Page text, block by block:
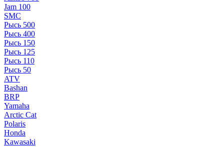
Jam 100
SMC
Рысь 500
Рысь 400
Рысь 150
Рысь 125
Рысь 110
Рысь 50
ATV
Bashan
BRP
Yamaha
Arctic Cat
Polaris
Honda
Kawasaki